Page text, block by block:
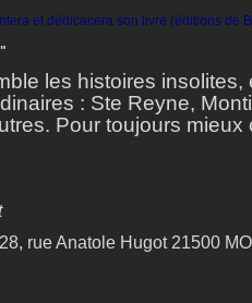
et dédicacera son livre (éditions de
les histoires insolites,
: Ste Reyne,
Pour toujours
rue Anatole Hugot 21500